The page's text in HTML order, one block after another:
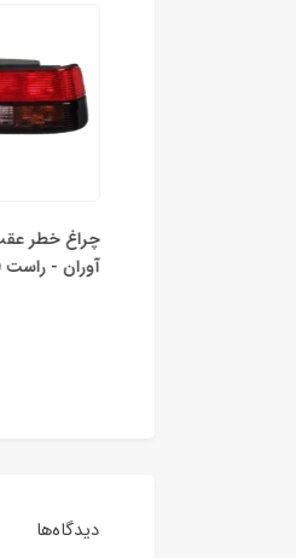
آوران - راست
دیدگاه‌ها